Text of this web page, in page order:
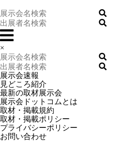
×
展示会速報
見どころ紹介
最新の取材展示会
展示会ドットコムとは
取材・掲載規約
取材・掲載ポリシー
プライバシーポリシー
お問い合わせ